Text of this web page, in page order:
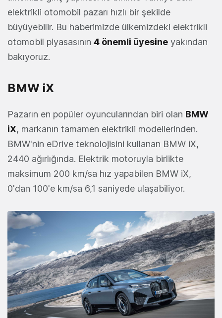
elektrikli otomobil pazarı hızlı bir şekilde
büyüyebilir. Bu haberimizde ülkemizdeki elektrikli
otomobil piyasasının 4 önemli üyesine yakından
bakıyoruz.
BMW iX
Pazarın en popüler oyuncularından biri olan BMW
iX, markanın tamamen elektrikli modellerinden.
BMW'nin eDrive teknolojisini kullanan BMW iX,
2440 ağırlığında. Elektrik motoruyla birlikte
maksimum 200 km/sa hız yapabilen BMW iX,
0'dan 100'e km/sa 6,1 saniyede ulaşabiliyor.